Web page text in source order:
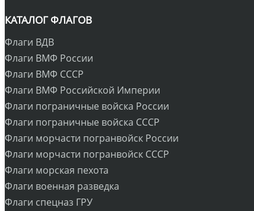
КАТАЛОГ ФЛАГОВ
Флаги ВДВ
Флаги ВМФ России
Флаги ВМФ СССР
Флаги ВМФ Российской Империи
Флаги пограничные войска России
Флаги пограничные войска СССР
Флаги морчасти погранвойск России
Флаги морчасти погранвойск СССР
Флаги морская пехота
Флаги военная разведка
Флаги спецназ ГРУ